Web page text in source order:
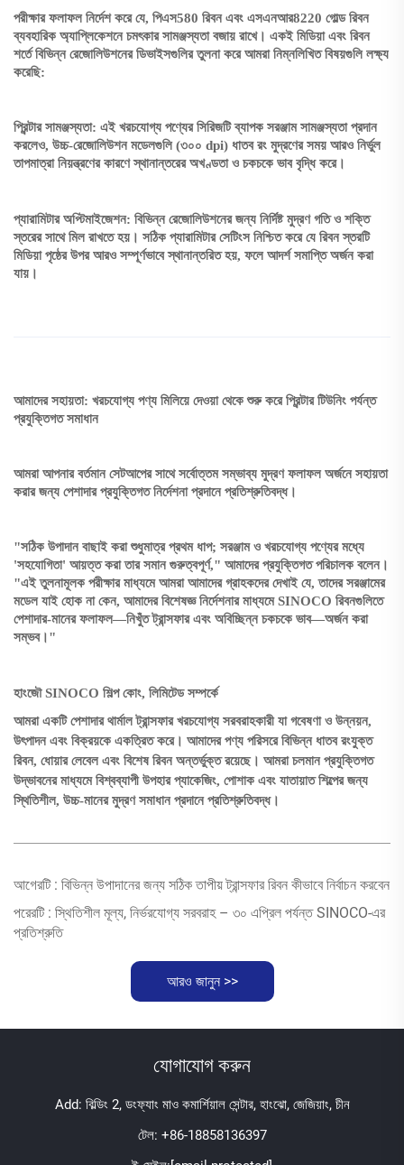
পরীক্ষার ফলাফল নির্দেশ করে যে, পিএস580 রিবন এবং এসএনআর8220 গোল্ড রিবন
ব্যবহারিক অ্যাপ্লিকেশনে চমৎকার সামঞ্জস্যতা বজায় রাখে। একই মিডিয়া এবং রিবন
শর্তে বিভিন্ন রেজোলিউশনের ডিভাইসগুলির তুলনা করে আমরা নিম্নলিখিত বিষয়গুলি লক্ষ্য
করেছি:
প্রিন্টার সামঞ্জস্যতা: এই খরচযোগ্য পণ্যের সিরিজটি ব্যাপক সরঞ্জাম সামঞ্জস্যতা প্রদান
করলেও, উচ্চ-রেজোলিউশন মডেলগুলি (৩০০ dpi) ধাতব রং মুদ্রণের সময় আরও নির্ভুল
তাপমাত্রা নিয়ন্ত্রণের কারণে স্থানান্তরের অখণ্ডতা ও চকচকে ভাব বৃদ্ধি করে।
প্যারামিটার অপ্টিমাইজেশন: বিভিন্ন রেজোলিউশনের জন্য নির্দিষ্ট মুদ্রণ গতি ও শক্তি
স্তরের সাথে মিল রাখতে হয়। সঠিক প্যারামিটার সেটিংস নিশ্চিত করে যে রিবন স্তরটি
মিডিয়া পৃষ্ঠের উপর আরও সম্পূর্ণভাবে স্থানান্তরিত হয়, ফলে আদর্শ সমাপ্তি অর্জন করা
যায়।
আমাদের সহায়তা: খরচযোগ্য পণ্য মিলিয়ে দেওয়া থেকে শুরু করে প্রিন্টার টিউনিং পর্যন্ত
প্রযুক্তিগত সমাধান
আমরা আপনার বর্তমান সেটআপের সাথে সর্বোত্তম সম্ভাব্য মুদ্রণ ফলাফল অর্জনে সহায়তা
করার জন্য পেশাদার প্রযুক্তিগত নির্দেশনা প্রদানে প্রতিশ্রুতিবদ্ধ।
"সঠিক উপাদান বাছাই করা শুধুমাত্র প্রথম ধাপ; সরঞ্জাম ও খরচযোগ্য পণ্যের মধ্যে
'সহযোগিতা' আয়ত্ত করা তার সমান গুরুত্বপূর্ণ," আমাদের প্রযুক্তিগত পরিচালক বলেন।
"এই তুলনামূলক পরীক্ষার মাধ্যমে আমরা আমাদের গ্রাহকদের দেখাই যে, তাদের সরঞ্জামের
মডেল যাই হোক না কেন, আমাদের বিশেষজ্ঞ নির্দেশনার মাধ্যমে SINOCO রিবনগুলিতে
পেশাদার-মানের ফলাফল—নিখুঁত ট্রান্সফার এবং অবিচ্ছিন্ন চকচকে ভাব—অর্জন করা
সম্ভব।"
হাংজৌ SINOCO শিল্প কোং, লিমিটেড সম্পর্কে
আমরা একটি পেশাদার থার্মাল ট্রান্সফার খরচযোগ্য সরবরাহকারী যা গবেষণা ও উন্নয়ন,
উৎপাদন এবং বিক্রয়কে একত্রিত করে। আমাদের পণ্য পরিসরে বিভিন্ন ধাতব রংযুক্ত
রিবন, ধোয়ার লেবেল এবং বিশেষ রিবন অন্তর্ভুক্ত রয়েছে। আমরা চলমান প্রযুক্তিগত
উদ্ভাবনের মাধ্যমে বিশ্বব্যাপী উপহার প্যাকেজিং, পোশাক এবং যাতায়াত শিল্পের জন্য
স্থিতিশীল, উচ্চ-মানের মুদ্রণ সমাধান প্রদানে প্রতিশ্রুতিবদ্ধ।
আগেরটি : বিভিন্ন উপাদানের জন্য সঠিক তাপীয় ট্রান্সফার রিবন কীভাবে নির্বাচন করবেন
পরেরটি : স্থিতিশীল মূল্য, নির্ভরযোগ্য সরবরাহ – ৩০ এপ্রিল পর্যন্ত SINOCO-এর
প্রতিশ্রুতি
আরও জানুন >>
যোগাযোগ করুন
Add: বিল্ডিং 2, ডংফ্যাং মাও কমার্শিয়াল সেন্টার, হাংঝো, জেজিয়াং, চীন
টেল: +86-18858136397